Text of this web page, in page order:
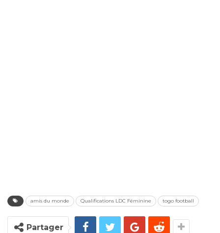
amis du monde Qualifications LDC Féminine togo football
Partager